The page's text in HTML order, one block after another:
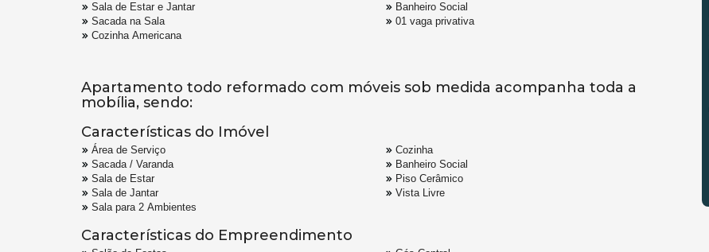
Sala de Estar e Jantar
Sacada na Sala
Cozinha Americana
Banheiro Social
01 vaga privativa
Apartamento todo reformado com móveis sob medida acompanha toda a
mobília, sendo:
Características do Imóvel
Área de Serviço
Sacada / Varanda
Sala de Estar
Sala de Jantar
Sala para 2 Ambientes
Cozinha
Banheiro Social
Piso Cerâmico
Vista Livre
Características do Empreendimento